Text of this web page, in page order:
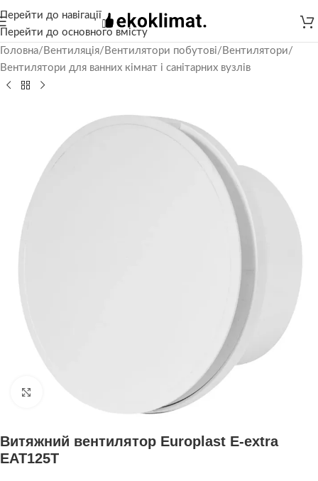
Перейти до навігації
Перейти до основного вмісту
Головна/ Вентиляція/ Вентилятори побутові/ Вентилятори/
Вентилятори для ванних кімнат і санітарних вузлів
Витяжний вентилятор Europlast E-extra
EAT125T